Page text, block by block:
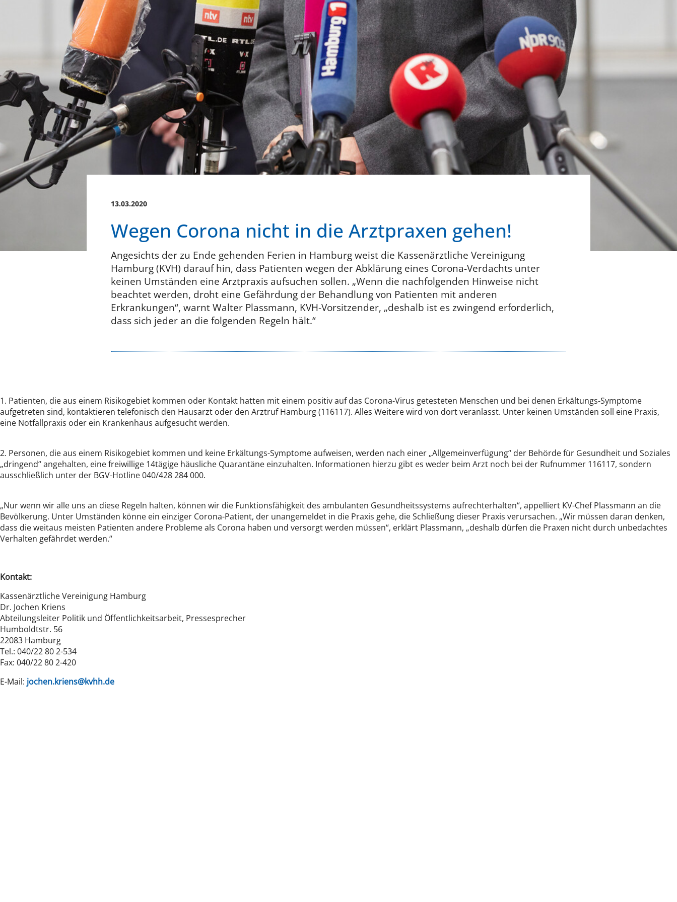
13.03.2020
Wegen Corona nicht in die Arztpraxen gehen!
Angesichts der zu Ende gehenden Ferien in Hamburg weist die Kassenärztliche Vereinigung
Hamburg (KVH) darauf hin, dass Patienten wegen der Abklärung eines Corona-Verdachts unter
keinen Umständen eine Arztpraxis aufsuchen sollen. „Wenn die nachfolgenden Hinweise nicht
beachtet werden, droht eine Gefährdung der Behandlung von Patienten mit anderen
Erkrankungen“, warnt Walter Plassmann, KVH-Vorsitzender, „deshalb ist es zwingend erforderlich,
dass sich jeder an die folgenden Regeln hält.“
1. Patienten, die aus einem Risikogebiet kommen oder Kontakt hatten mit einem positiv auf das Corona-Virus getesteten Menschen und bei denen Erkältungs-Symptome
aufgetreten sind, kontaktieren telefonisch den Hausarzt oder den Arztruf Hamburg (116117). Alles Weitere wird von dort veranlasst. Unter keinen Umständen soll eine Praxis,
eine Notfallpraxis oder ein Krankenhaus aufgesucht werden.
2. Personen, die aus einem Risikogebiet kommen und keine Erkältungs-Symptome aufweisen, werden nach einer „Allgemeinverfügung“ der Behörde für Gesundheit und Soziales
„dringend“ angehalten, eine freiwillige 14tägige häusliche Quarantäne einzuhalten. Informationen hierzu gibt es weder beim Arzt noch bei der Rufnummer 116117, sondern
ausschließlich unter der BGV-Hotline 040/428 284 000.
„Nur wenn wir alle uns an diese Regeln halten, können wir die Funktionsfähigkeit des ambulanten Gesundheitssystems aufrechterhalten“, appelliert KV-Chef Plassmann an die
Bevölkerung. Unter Umständen könne ein einziger Corona-Patient, der unangemeldet in die Praxis gehe, die Schließung dieser Praxis verursachen. „Wir müssen daran denken,
dass die weitaus meisten Patienten andere Probleme als Corona haben und versorgt werden müssen“, erklärt Plassmann, „deshalb dürfen die Praxen nicht durch unbedachtes
Verhalten gefährdet werden.“
Kontakt:
Kassenärztliche Vereinigung Hamburg
Dr. Jochen Kriens
Abteilungsleiter Politik und Öffentlichkeitsarbeit, Pressesprecher
Humboldtstr. 56
22083 Hamburg
Tel.: 040/22 80 2-534
Fax: 040/22 80 2-420
E-Mail: jochen.kriens@kvhh.de